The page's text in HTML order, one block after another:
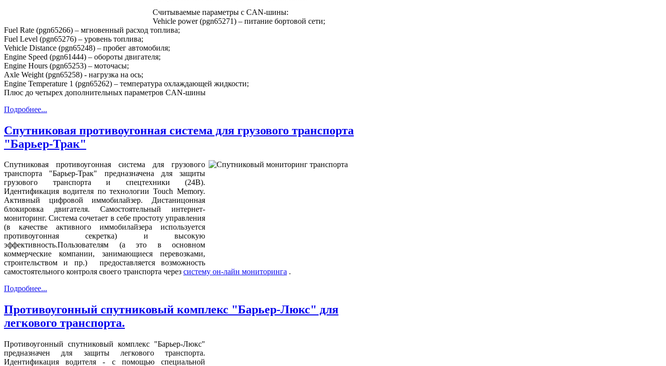
Считываемые параметры с CAN-шины:
Vehicle power (pgn65271) – питание бортовой сети;
Fuel Rate (pgn65266) – мгновенный расход топлива;
Fuel Level (pgn65276) – уровень топлива;
Vehicle Distance (pgn65248) – пробег автомобиля;
Engine Speed (pgn61444) – обороты двигателя;
Engine Hours (pgn65253) – моточасы;
Axle Weight (pgn65258) - нагрузка на ось;
Engine Temperature 1 (pgn65262) – температура охлаждающей жидкости;
Плюс до четырех дополнительных параметров CAN-шины
Подробнее...
Спутниковая противоугонная система для грузового транспорта
"Барьер-Трак"
Спутниковая противоугонная система для грузового
транспорта "Барьер-Трак" предназначена для защиты
грузового транспорта и спецтехники (24В).
Идентификация водителя по технологии Touch Memory.
Активный цифровой иммобилайзер. Дистаницонная
блокировка двигателя. Самостоятельный интернет-
мониторинг. Система сочетает в себе простоту управления
(в качестве активного иммобилайзера используется
противоугонная секретка) и высокую
эффективность.Пользователям (а это в основном
коммерческие компании, занимающиеся перевозками,
строительством и пр.) предоставляется возможность
самостоятельного контроля своего транспорта через систему он-лайн мониторинга .
Подробнее...
Противоугонный спутниковый комплекс "Барьер-Люкс" для
легкового транспорта.
Противоугонный спутниковый комплекс "Барьер-Люкс"
предназначен для защиты легкового транспорта.
Идентификация водителя - с помощью специальной